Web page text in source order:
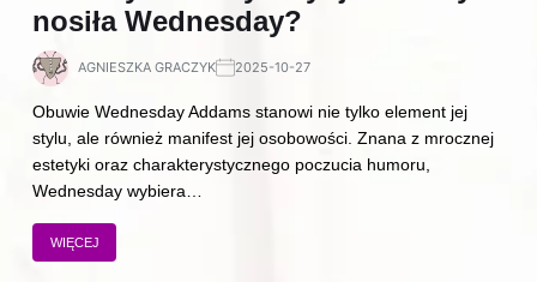
nosiła Wednesday?
AGNIESZKA GRACZYK 2025-10-27
Obuwie Wednesday Addams stanowi nie tylko element jej
stylu, ale również manifest jej osobowości. Znana z mrocznej
estetyki oraz charakterystycznego poczucia humoru,
Wednesday wybiera…
WIĘCEJ